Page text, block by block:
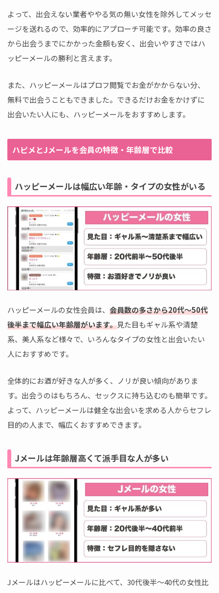
よって、出会えない業者ややる気の無い女性を除外してメッセ
ージを送れるので、効率的にアプローチ可能です。効率の良さ
から出会うまでにかかった金額も安く、出会いやすさではハ
ッピーメールの勝利と言えます。
また、ハッピーメールはプロフ閲覧でお金がかからない分、
無料で出会うこともできました。できるだけお金をかけずに
出会いたい人にも、ハッピーメールをおすすめします。
ハピメとJメールを会員の特徴・年齢層で比較
ハッピーメールは幅広い年齢・タイプの女性がいる
ハッピーメールの女性会員は、 会員数の多さから20代～50代
後半まで幅広い年齢層がいます。見た目もギャル系や清楚
系、美人系など様々で、いろんなタイプの女性と出会いたい
人におすすめです。
全体的にお酒が好きな人が多く、ノリが良い傾向がありま
す。出会うのはもちろん、セックスに持ち込むのも簡単です。
よって、ハッピーメールは健全な出会いを求める人からセフレ
目的の人まで、幅広くおすすめできます。
Jメールは年齢層高くて派手目な人が多い
Jメールはハッピーメールに比べて、30代後半～40代の女性比